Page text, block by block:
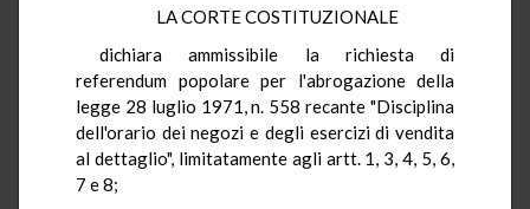
LA CORTE COSTITUZIONALE
dichiara ammissibile la richiesta di
referendum popolare per l'abrogazione della
legge 28 luglio 1971, n. 558 recante "Disciplina
dell'orario dei negozi e degli esercizi di vendita
al dettaglio", limitatamente agli artt. 1, 3, 4, 5, 6,
7 e 8;